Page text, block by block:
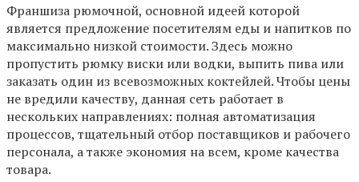
Франшиза рюмочной, основной идеей которой
является предложение посетителям еды и напитков по
максимально низкой стоимости. Здесь можно
пропустить рюмку виски или водки, выпить пива или
заказать один из всевозможных коктейлей. Чтобы цены
не вредили качеству, данная сеть работает в
нескольких направлениях: полная автоматизация
процессов, тщательный отбор поставщиков и рабочего
персонала, а также экономия на всем, кроме качества
товара.